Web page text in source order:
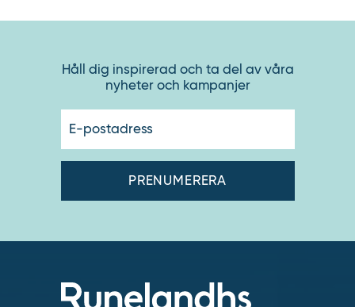
Håll dig inspirerad och ta del av våra
nyheter och kampanjer